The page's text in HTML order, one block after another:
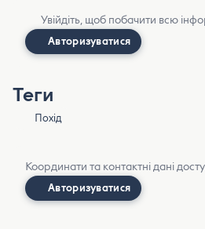
Увійдіть, щоб побачити всю
Авторизуватися
Теги
Похід
Координати та контактні дані
Авторизуватися